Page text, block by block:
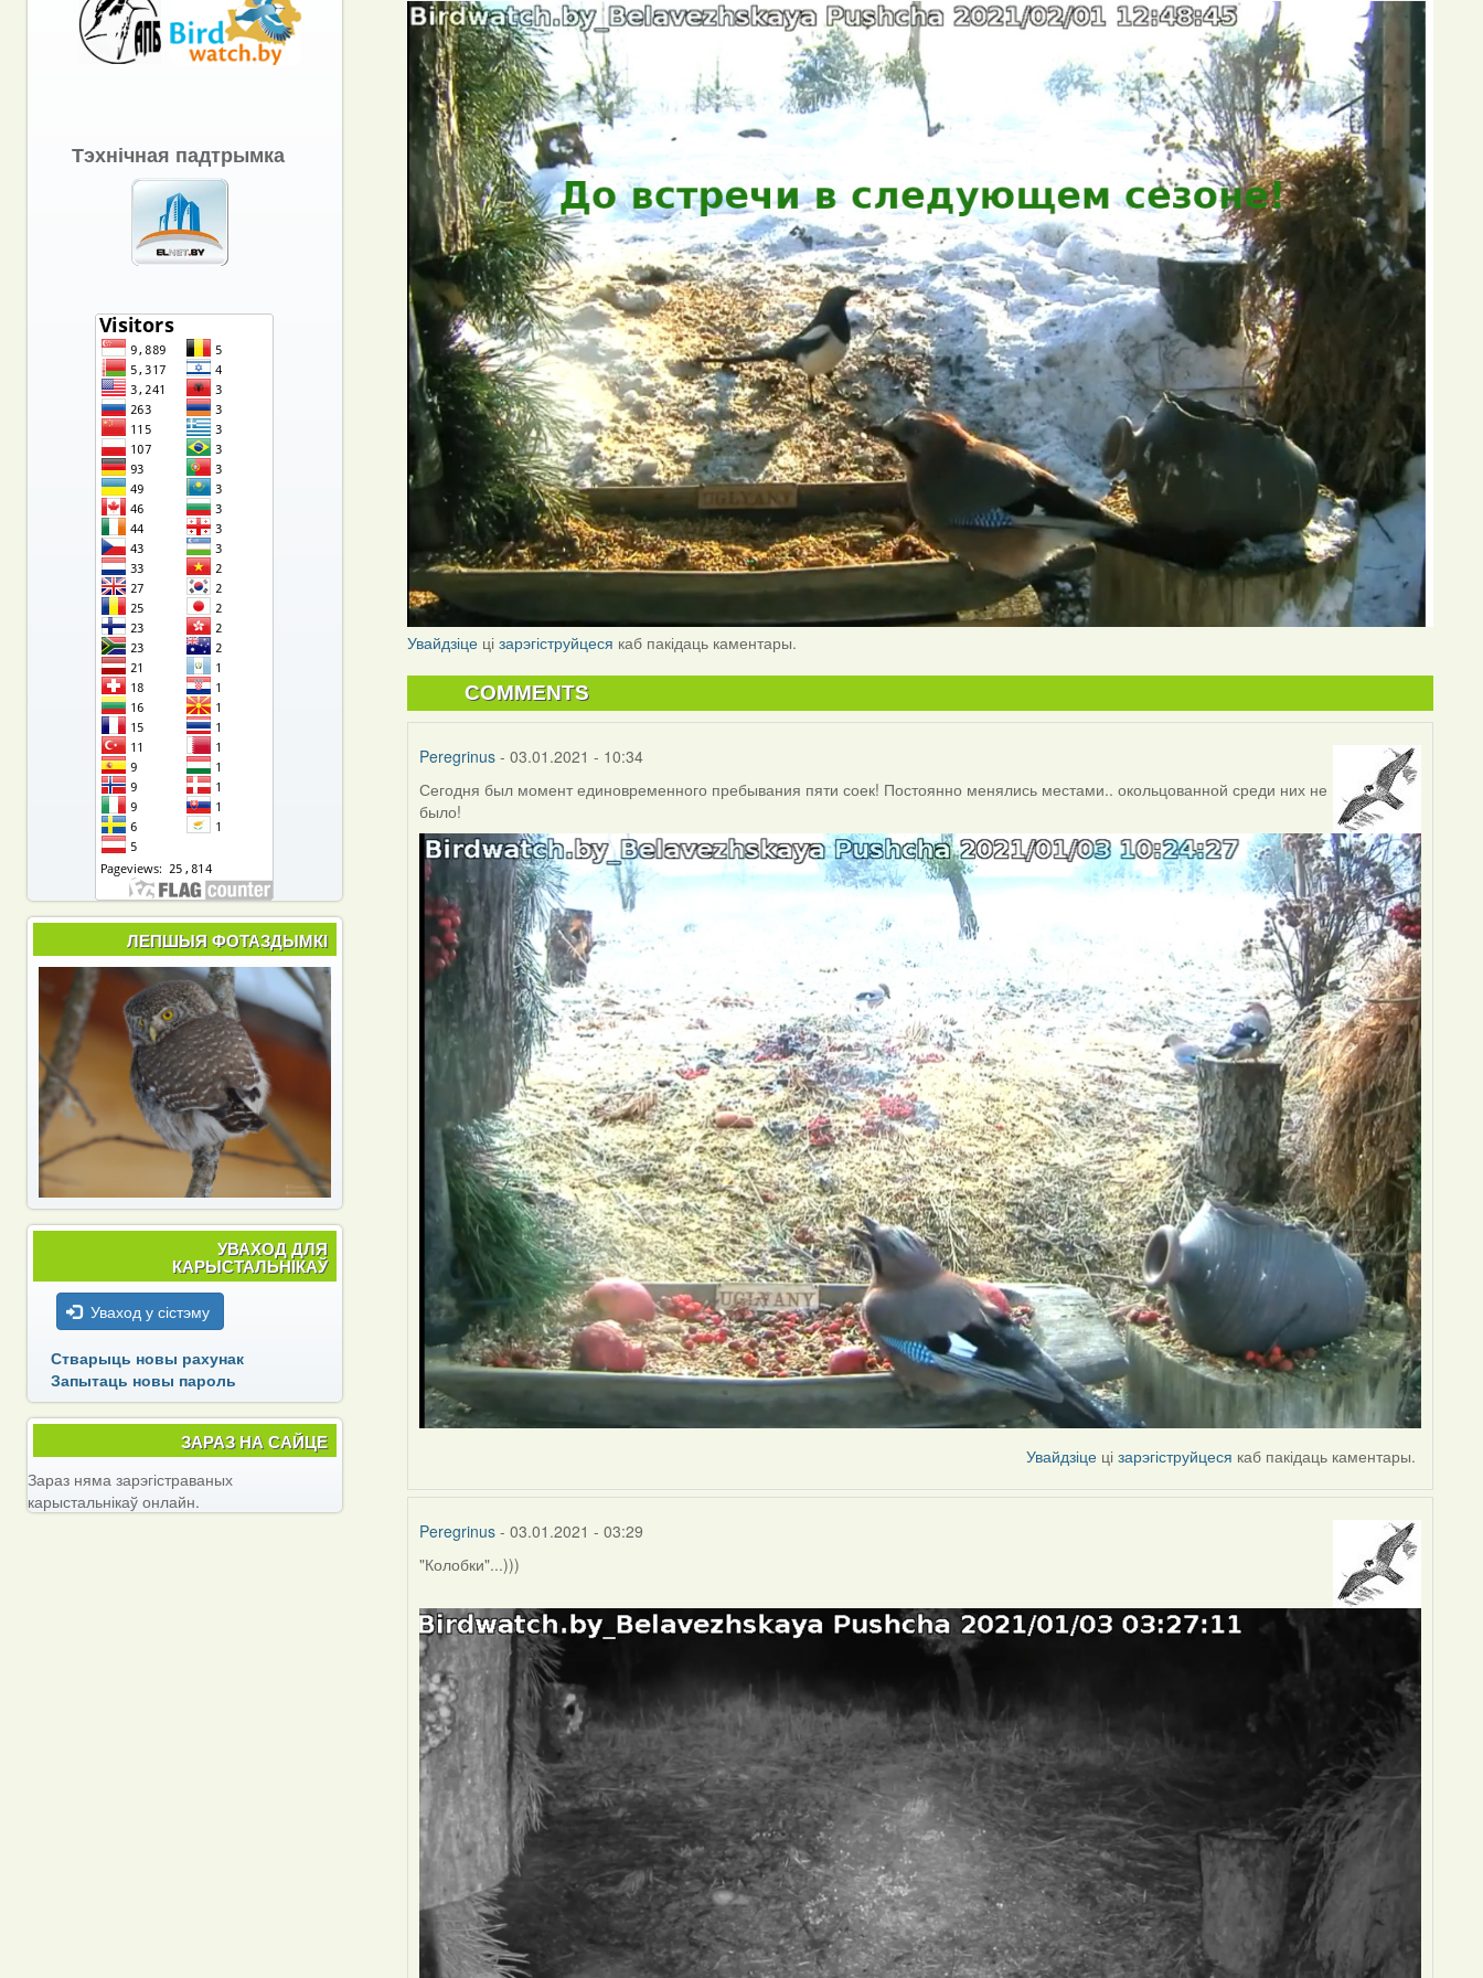
Увайдзіце цізарэгіструйцеся каб пакідаць каментары.
COMMENTS
Peregrinus - 03.01.2021 - 10:34
Сегодня был момент единовременного пребывания пяти соек! Постоянно менялись местами.. окольцованной среди них не
было!
Увайдзіце цізарэгіструйцеся каб пакідаць каментары.
Peregrinus - 03.01.2021 - 03:29
"Колобки"...)))
Тэхнічная падтрымка
ЛЕПШЫЯ ФОТАЗДЫМКІ
УВАХОД ДЛЯ
КАРЫСТАЛЬНІКАЎ
Уваход у сістэму
Стварыць новы рахунак
Запытаць новы пароль
ЗАРАЗ НА САЙЦЕ
Зараз няма зарэгістраваных
карыстальнікаў онлайн.